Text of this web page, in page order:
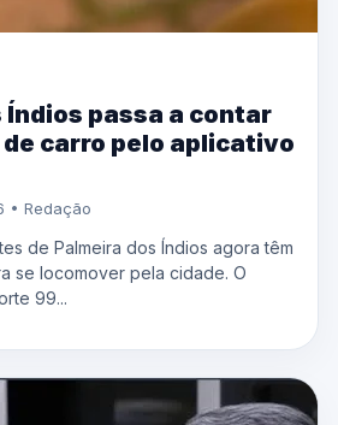
Índios passa a contar
carro pelo aplicativo
• Redação
de Palmeira dos Índios agora têm
se locomover pela cidade. O
99...